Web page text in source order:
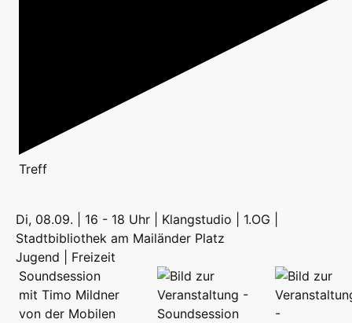
Treff
Di, 08.09. | 16 - 18 Uhr | Klangstudio | 1.OG |
Stadtbibliothek am Mailänder Platz
Jugend | Freizeit
Soundsession
mit Timo Mildner
von der Mobilen